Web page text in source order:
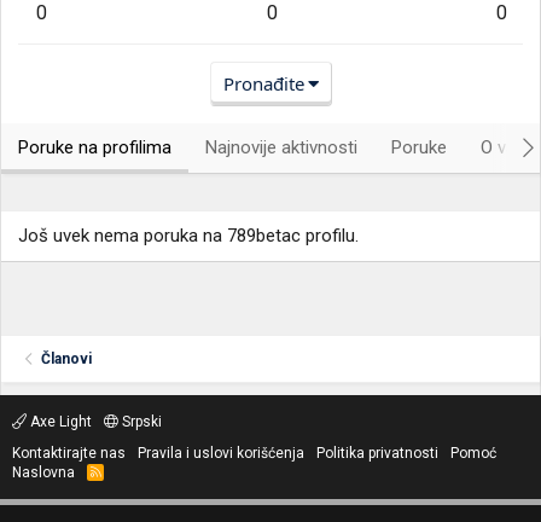
0 0 0
Pronađite
Poruke na profilima Najnovije aktivnosti Poruke O
Još uvek nema poruka na 789betac profilu.
Članovi
Axe Light
Srpski
Kontaktirajte nas
Pravila i uslovi korišćenja Politika privatnosti
Pomoć
Naslovna
R
S